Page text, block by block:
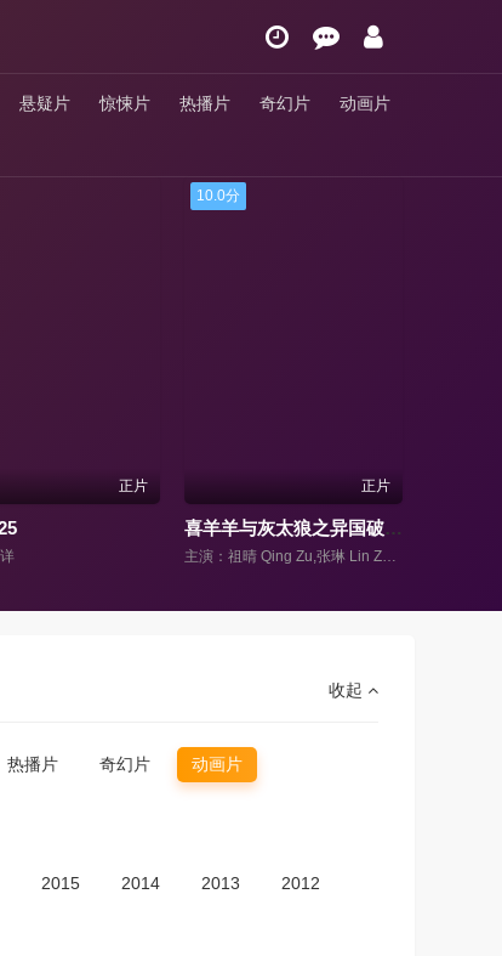
悬疑片 惊悚片 热播片 奇幻片 动画片
喜羊羊与灰太狼之异国破晓粤语
主演：祖晴 Qing Zu,张琳 Lin Zhang,高全胜 Quansheng Gao,梁颖 Ying Liang,刘红韵 Hongyun Liu,袁莺丹 Yingdan Yuan,白文显 Wenxian Bai,泽飞 Zefei,黄伟明 Leo Huang,邓玉婷 Yuting Deng
百米。
收起
热播片 奇幻片 动画片
2015 2014 2013 2012